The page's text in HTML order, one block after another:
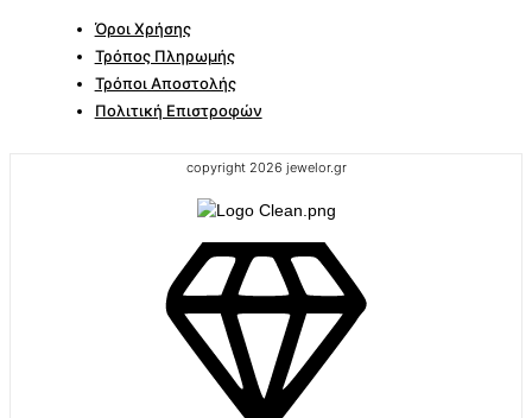
Όροι Χρήσης
Τρόπος Πληρωμής
Τρόποι Αποστολής
Πολιτική Επιστροφών
copyright 2026 jewelor.gr